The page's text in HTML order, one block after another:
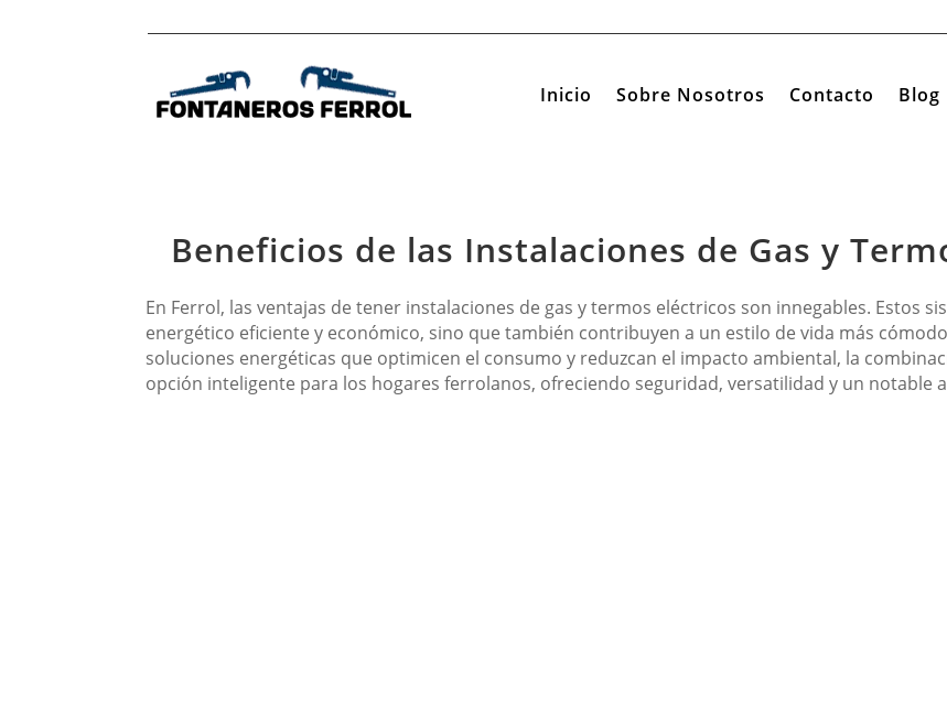
Inicio Sobre Nosotros Contacto Blog
Beneficios de las Instalaciones de Gas y
En Ferrol, las ventajas de tener instalaciones de gas y termos eléctricos son innegables. Estos
energético eficiente y económico, sino que también contribuyen a un estilo de vida más
soluciones energéticas que optimicen el consumo y reduzcan el impacto ambiental, la
opción inteligente para los hogares ferrolanos, ofreciendo seguridad, versatilidad y un notable